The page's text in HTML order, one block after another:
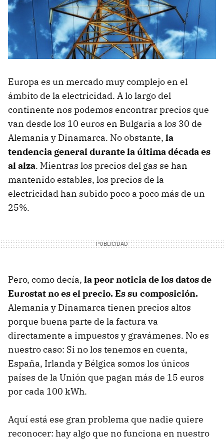
Europa es un mercado muy complejo en el
ámbito de la electricidad. A lo largo del
continente nos podemos encontrar precios que
van desde los 10 euros en Bulgaria a los 30 de
Alemania y Dinamarca. No obstante, la
tendencia general durante la última década es
al alza. Mientras los precios del gas se han
mantenido estables, los precios de la
electricidad han subido poco a poco más de un
25%.
Pero, como decía, la peor noticia de los datos de
Eurostat no es el precio. Es su composición.
Alemania y Dinamarca tienen precios altos
porque buena parte de la factura va
directamente a impuestos y gravámenes. No es
nuestro caso: Si no los tenemos en cuenta,
España, Irlanda y Bélgica somos los únicos
países de la Unión que pagan más de 15 euros
por cada 100 kWh.
Aquí está ese gran problema que nadie quiere
reconocer: hay algo que no funciona en nuestro